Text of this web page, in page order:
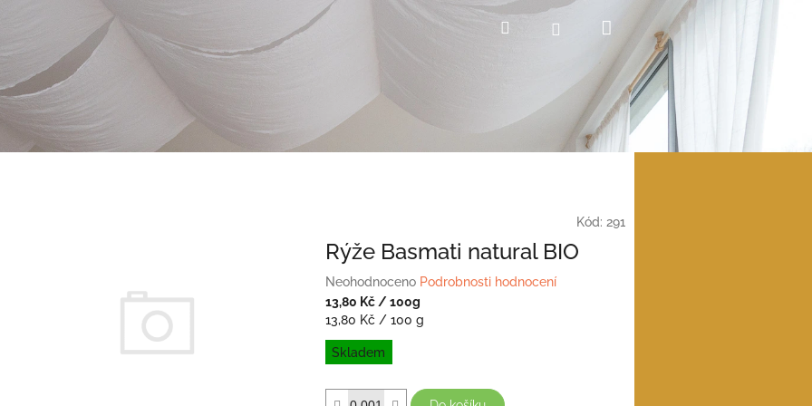
Hledat PřihlášeníNákupní
košík
Kód: 291
Rýže Basmati natural BIO
Průměrné
hodnocení
produktu
0,0
5
Neohodnoceno Podrobnosti hodnocení
13,80 Kč / 100g
Měrná
cena:
13,80 Kč / 100 g
Skladem